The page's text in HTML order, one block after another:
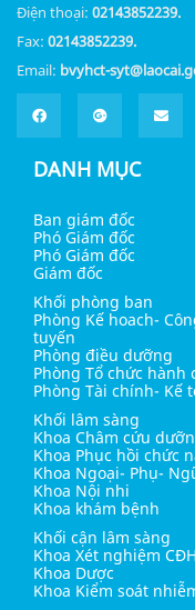
Điện thoại: 02143852239.
Fax: 02143852239.
Email: bvyhct-
DANH MỤC
Ban giám đốc
Phó Giám đốc
Phó Giám đốc
Giám đốc
Khối phòng ban
Phòng Kế hoach-
tuyến
Phòng điều dưỡng
Phòng Tổ chức
Phòng Tài chính- Kế
Khối lâm sàng
Khoa Châm cứu
Khoa Phục hồi chức
Khoa Ngoại- Phụ-
Khoa Nội nhi
Khoa khám bệnh
Khối cận lâm sàng
Khoa Xét nghiệm
Khoa Dược
Khoa Kiểm soát